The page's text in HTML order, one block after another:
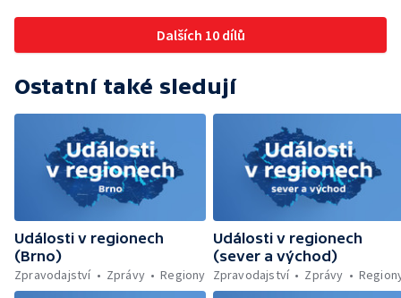
polovině — Požár v kempu na Pardubicku —
Wonkův most po rekonstrukci — Letiště
— V Plzni přibývá nelegálních graffiti
silnici I/35 — Začíná letní filmová škola —
Motivace pacientů k preventivním
prohlídkám — Přibývá nehod a zranění
ubytoven v Ostravě — Vězni na
za dlouhodobé týrání psů — Kontroly
farmářských trhů — Ochrana Lesního
koupaliště v Ruprechticích — Umělý sníh na
vrcholu Černé hory — Zrestaurované sochy
se vrátily na pražský orloj
Dalších 10 dílů
Ostatní také sledují
Události v regionech
(Brno)
Zpravodajství
Zprávy Regiony
Události v regionech
(sever a východ)
Zpravodajství
Zprávy